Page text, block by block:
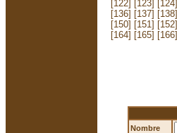
[122] [123] [124]
[136] [137] [138]
[150] [151] [152]
[164] [165] [166]
Nombre